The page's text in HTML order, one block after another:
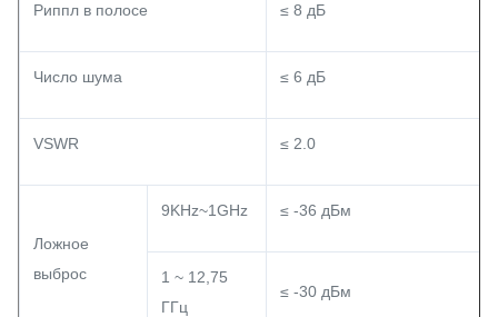
Риппл в полосе ≤ 8 дБ
Число шума ≤ 6 дБ
VSWR ≤ 2.0
Ложное
выброс
9KHz~1GHz ≤ -36 дБм
1 ~ 12,75
ГГц
≤ -30 дБм